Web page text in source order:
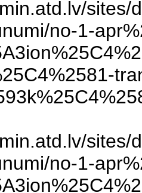
no-1-
no-1-